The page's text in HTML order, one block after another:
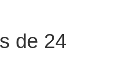
de 24